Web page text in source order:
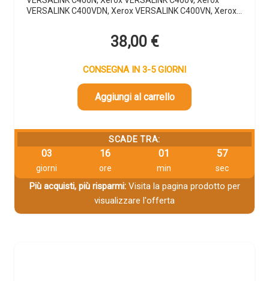
VERSALINK C400VDN, Xerox VERSALINK C400VN, Xerox…
38,00 €
CONSEGNA IN 3-5 GIORNI
Aggiungi al carrello
SCADE TRA:
03
giorni
16
ore
01
min
56
sec
Più acquisti, più risparmi:Visita la pagina prodotto per
visualizzare l'offerta